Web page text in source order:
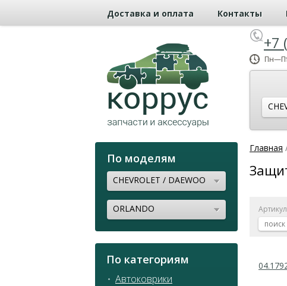
Доставка и оплата Контакты
+7
По моделям
CHEVROLET / DAEWOO
ORLANDO
По категориям
Автоковрики
Главная
Артикул